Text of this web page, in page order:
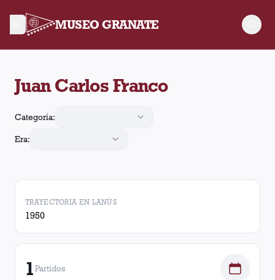
MUSEO GRANATE
Juan Carlos Franco
Categoría:
Era:
TRAYECTORIA EN LANÚS
1950
1Partidos